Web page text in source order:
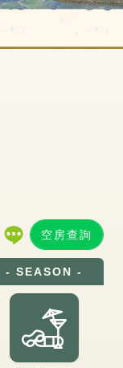
空房查詢
- SEASON -